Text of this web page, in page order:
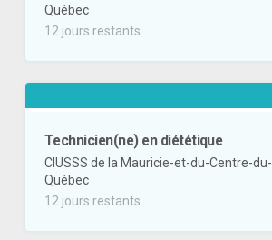
Québec
12 jours restants
Technicien(ne) en diététique
CIUSSS de la Mauricie-et-du-Centre-du-
Québec
12 jours restants